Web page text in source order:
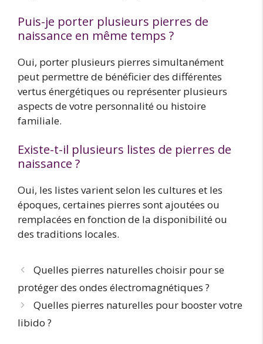
Puis-je porter plusieurs pierres de
naissance en même temps ?
Oui, porter plusieurs pierres simultanément
peut permettre de bénéficier des différentes
vertus énergétiques ou représenter plusieurs
aspects de votre personnalité ou histoire
familiale.
Existe-t-il plusieurs listes de pierres de
naissance ?
Oui, les listes varient selon les cultures et les
époques, certaines pierres sont ajoutées ou
remplacées en fonction de la disponibilité ou
des traditions locales.
Quelles pierres naturelles choisir pour se
protéger des ondes électromagnétiques ?
Quelles pierres naturelles pour booster votre
libido ?